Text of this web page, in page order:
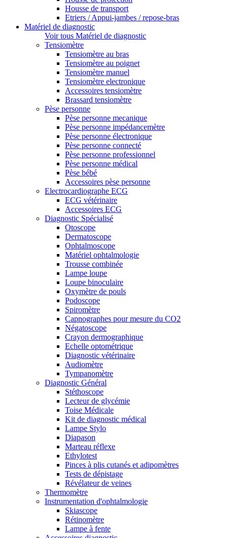
Housse de transport
Etriers / Appui-jambes / repose-bras
Matériel de diagnostic
Voir tous Matériel de diagnostic
Tensiomètre
Tensiomètre au bras
Tensiomètre au poignet
Tensiomètre manuel
Tensiomètre electronique
Accessoires tensiomètre
Brassard tensiomètre
Pèse personne
Pèse personne mecanique
Pèse personne impédancemètre
Pèse personne électronique
Pèse personne connecté
Pèse personne professionnel
Pèse personne médical
Pèse bébé
Accessoires pèse personne
Electrocardiographe ECG
ECG vétérinaire
Accessoires ECG
Diagnostic Spécialisé
Otoscope
Dermatoscope
Ophtalmoscope
Matériel ophtalmologie
Trousse combinée
Lampe loupe
Loupe binoculaire
Oxymètre de pouls
Podoscope
Spiromètre
Capnographes pour mesure du CO2
Négatoscope
Crayon dermographique
Echelle optométrique
Diagnostic vétérinaire
Audiomètre
Tympanomètre
Diagnostic Général
Stéthoscope
Lecteur de glycémie
Toise Médicale
Kit de diagnostic médical
Lampe Stylo
Diapason
Marteau réflexe
Ethylotest
Pinces à plis cutanés et adipomètres
Tests de dépistage
Révélateur de veines
Thermomètre
Instrumentation d'ophtalmologie
Skiascope
Rétinomètre
Lampe à fente